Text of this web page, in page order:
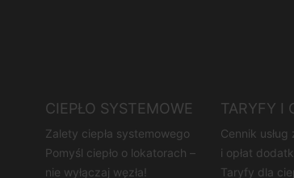
CIEPŁO SYSTEMOWE
Zalety ciepła systemowego
Pomyśl ciepło o lokatorach –
nie wyłączaj węzła!
TARYFY I
Cennik
i opłat
Taryfy dla